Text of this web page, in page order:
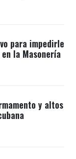
para impedirle
la Masonería
y altos